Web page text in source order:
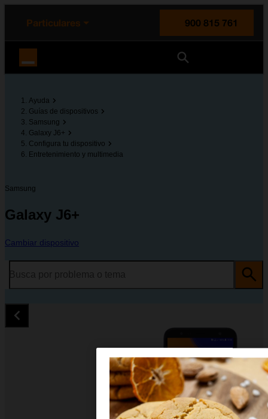
principal
la página
Particulares
900 815 761
Ayuda
Guías de dispositivos
Samsung
Galaxy J6+
Configura tu dispositivo
Entretenimiento y multimedia
Samsung
Galaxy J6+
Cambiar dispositivo